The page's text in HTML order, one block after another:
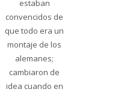
estaban
convencidos de
que todo era un
montaje de los
alemanes;
cambiaron de
idea cuando en